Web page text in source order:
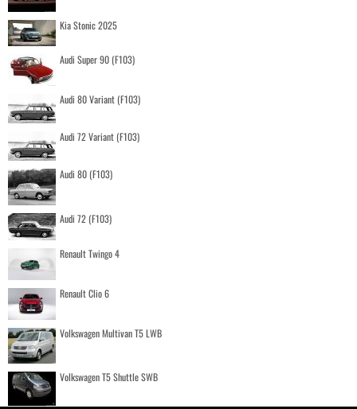
Kia Stonic 2025
Audi Super 90 (F103)
Audi 80 Variant (F103)
Audi 72 Variant (F103)
Audi 80 (F103)
Audi 72 (F103)
Renault Twingo 4
Renault Clio 6
Volkswagen Multivan T5 LWB
Volkswagen T5 Shuttle SWB